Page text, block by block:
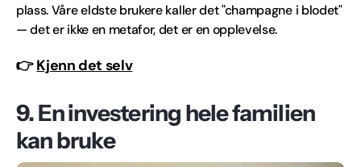
plass. Våre eldste brukere kaller det "champagne i blodet"
— det er ikke en metafor, det er en opplevelse.
👉Kjenn det selv
9. En investering hele familien
kan bruke